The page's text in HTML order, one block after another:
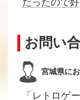
お問い
宮城県に
「レトロゲ